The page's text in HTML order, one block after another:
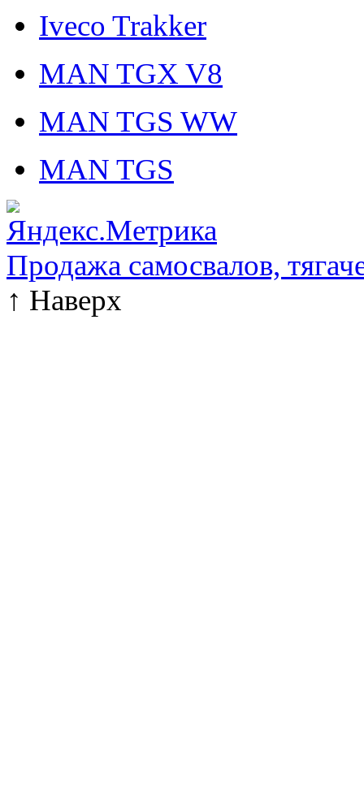
Iveco Trakker
MAN TGX V8
MAN TGS WW
MAN TGS
Продажа самосвалов,
↑ Наверх